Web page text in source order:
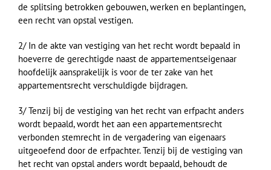
de splitsing betrokken gebouwen, werken en beplantingen,
een recht van opstal vestigen.
2/ In de akte van vestiging van het recht wordt bepaald in
hoeverre de gerechtigde naast de appartementseigenaar
hoofdelijk aansprakelijk is voor de ter zake van het
appartementsrecht verschuldigde bijdragen.
3/ Tenzij bij de vestiging van het recht van erfpacht anders
wordt bepaald, wordt het aan een appartementsrecht
verbonden stemrecht in de vergadering van eigenaars
uitgeoefend door de erfpachter. Tenzij bij de vestiging van
het recht van opstal anders wordt bepaald, behoudt de